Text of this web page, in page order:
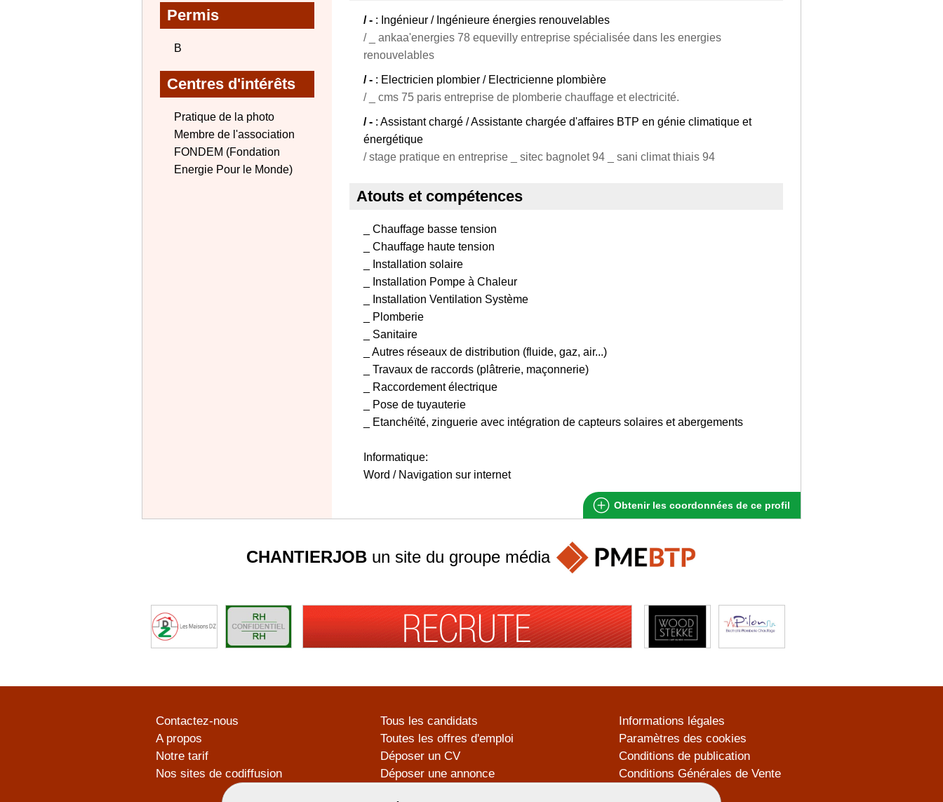
Permis
B
Centres d'intérêts
Pratique de la photo
Membre de l'association
FONDEM (Fondation
Energie Pour le Monde)
/ - : Ingénieur / Ingénieure énergies renouvelables
/ _ ankaa'energies 78 equevilly entreprise spécialisée dans les energies
renouvelables
/ - : Electricien plombier / Electricienne plombière
/ _ cms 75 paris entreprise de plomberie chauffage et electricité.
/ - : Assistant chargé / Assistante chargée d'affaires BTP en génie climatique et
énergétique
/ stage pratique en entreprise _ sitec bagnolet 94 _ sani climat thiais 94
Atouts et compétences
_ Chauffage basse tension
_ Chauffage haute tension
_ Installation solaire
_ Installation Pompe à Chaleur
_ Installation Ventilation Système
_ Plomberie
_ Sanitaire
_ Autres réseaux de distribution (fluide, gaz, air...)
_ Travaux de raccords (plâtrerie, maçonnerie)
_ Raccordement électrique
_ Pose de tuyauterie
_ Etanchéïté, zinguerie avec intégration de capteurs solaires et abergements
Informatique:
Word / Navigation sur internet
Obtenir les coordonnées de ce profil
CHANTIERJOBun site du groupe média
Contactez-nous
A propos
Notre tarif
Nos sites de codiffusion
Tous les candidats
Toutes les offres d'emploi
Déposer un CV
Déposer une annonce
Informations légales
Paramètres des cookies
Conditions de publication
Conditions Générales de Vente